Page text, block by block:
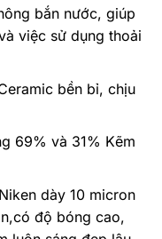
bắn nước, giúp
việc sử dụng thoải
bền bỉ, chịu
69% và 31% Kẽm
dày 10 micron
độ bóng cao,